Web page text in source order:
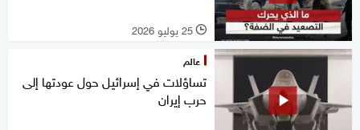
l 25 يوليو 2026
عالم
تساؤلات في إسرائيل حول عودتها إلى
حرب إيران